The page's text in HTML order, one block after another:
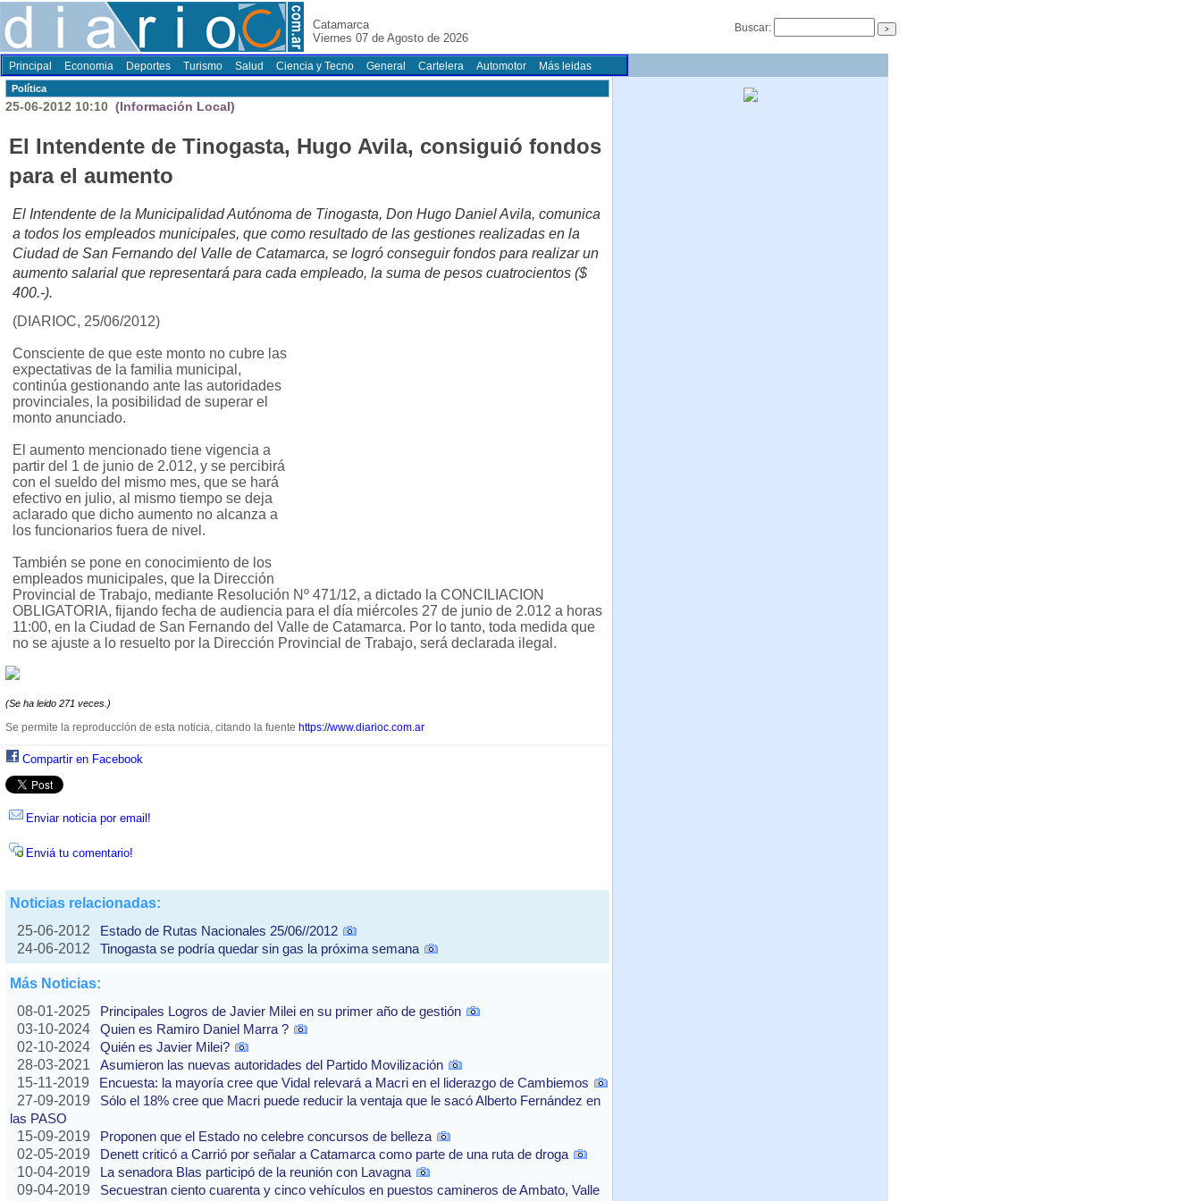
Catamarca
Viernes 07 de Agosto de 2026
Buscar:
Principal Economia Deportes Turismo Salud Ciencia y Tecno General Cartelera Automotor Más leidas
Polí­tica
25-06-2012 10:10 (Información Local)
El Intendente de Tinogasta, Hugo Avila, consiguió fondos
para el aumento
El Intendente de la Municipalidad Autónoma de Tinogasta, Don Hugo Daniel Avila, comunica
a todos los empleados municipales, que como resultado de las gestiones realizadas en la
Ciudad de San Fernando del Valle de Catamarca, se logró conseguir fondos para realizar un
aumento salarial que representará para cada empleado, la suma de pesos cuatrocientos ($
400.-).
(DIARIOC, 25/06/2012)
Consciente de que este monto no cubre las
expectativas de la familia municipal,
continúa gestionando ante las autoridades
provinciales, la posibilidad de superar el
monto anunciado.
El aumento mencionado tiene vigencia a
partir del 1 de junio de 2.012, y se percibirá
con el sueldo del mismo mes, que se hará
efectivo en julio, al mismo tiempo se deja
aclarado que dicho aumento no alcanza a
los funcionarios fuera de nivel.
También se pone en conocimiento de los
empleados municipales, que la Dirección
Provincial de Trabajo, mediante Resolución Nº 471/12, a dictado la CONCILIACION
OBLIGATORIA, fijando fecha de audiencia para el día miércoles 27 de junio de 2.012 a horas
11:00, en la Ciudad de San Fernando del Valle de Catamarca. Por lo tanto, toda medida que
no se ajuste a lo resuelto por la Dirección Provincial de Trabajo, será declarada ilegal.
(Se ha leido 271 veces.)
Se permite la reproducción de esta noticia, citando la fuente https://www.diarioc.com.ar
Compartir en Facebook
Enviar noticia por email!
Enviá tu comentario!
Noticias relacionadas:
25-06-2012
Estado de Rutas Nacionales 25/06//2012
24-06-2012
Tinogasta se podría quedar sin gas la próxima semana
Más Noticias:
08-01-2025
Principales Logros de Javier Milei en su primer año de gestión
03-10-2024
Quien es Ramiro Daniel Marra ?
02-10-2024
Quién es Javier Milei?
28-03-2021
Asumieron las nuevas autoridades del Partido Movilización
15-11-2019
Encuesta: la mayoría cree que Vidal relevará a Macri en el liderazgo de Cambiemos
27-09-2019
Sólo el 18% cree que Macri puede reducir la ventaja que le sacó Alberto Fernández en
las PASO
15-09-2019
Proponen que el Estado no celebre concursos de belleza
02-05-2019
Denett criticó a Carrió por señalar a Catamarca como parte de una ruta de droga
10-04-2019
La senadora Blas participó de la reunión con Lavagna
09-04-2019
Secuestran ciento cuarenta y cinco vehículos en puestos camineros de Ambato, Valle